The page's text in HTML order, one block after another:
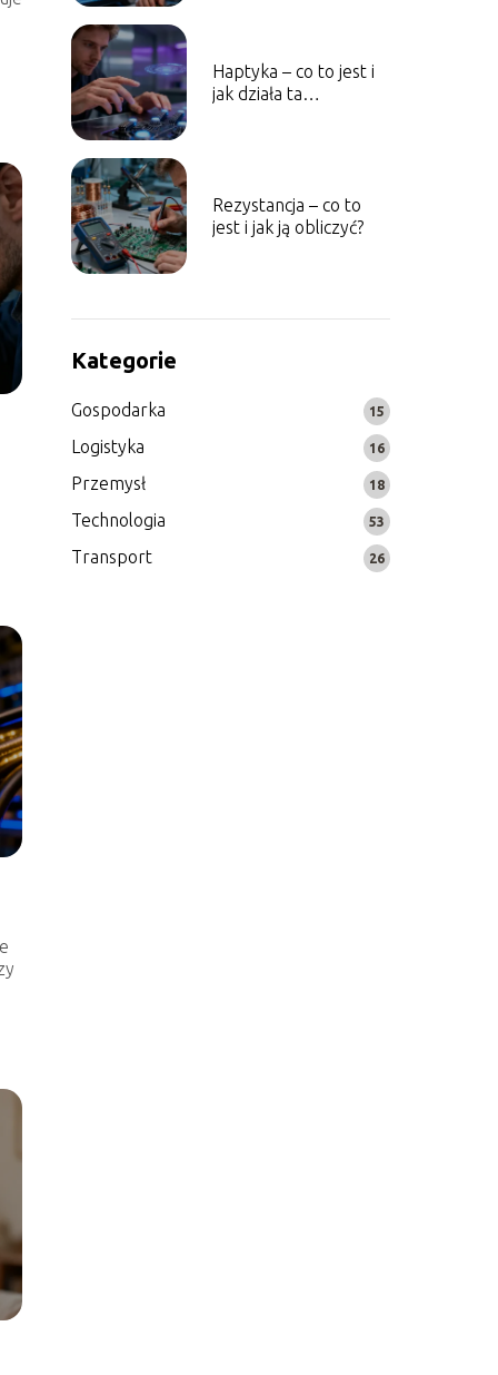
Haptyka – co to jest i
jak działa ta
Rezystancja – co to
jest i jak ją obliczyć?
Kategorie
Gospodarka 15
Logistyka 16
Przemysł 18
Technologia 53
Transport 26